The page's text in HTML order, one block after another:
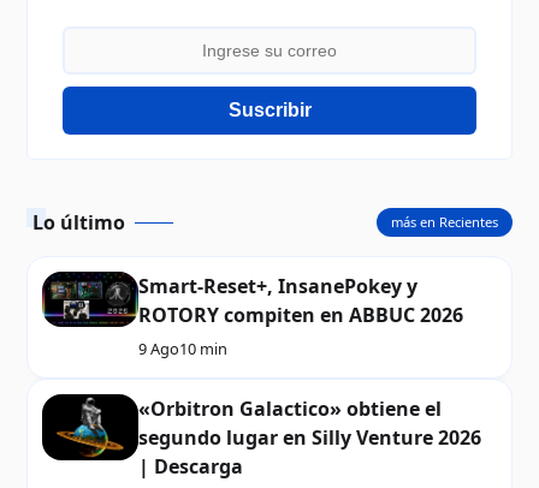
Suscribir
Lo último
Smart-Reset+, InsanePokey y
ROTORY compiten en ABBUC 2026
9 Ago10 min
«Orbitron Galactico» obtiene el
segundo lugar en Silly Venture 2026
| Descarga
más en Recientes